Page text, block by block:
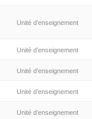
Unité d’enseignement
Unité d’enseignement
Unité d’enseignement
Unité d’enseignement
Unité d’enseignement